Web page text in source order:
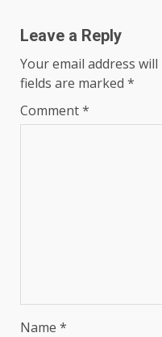
Leave a Reply
Your email address
fields are marked *
Comment*
Name *